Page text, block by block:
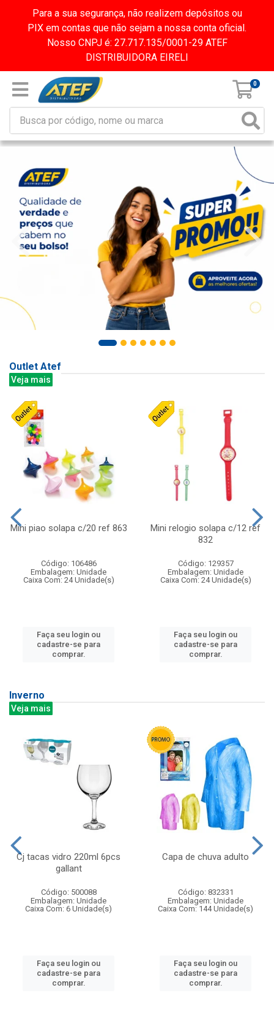
Para a sua segurança, não realizem depósitos ou
PIX em contas que não sejam a nossa conta oficial.
Nosso CNPJ é: 27.717.135/0001-29 ATEF
DISTRIBUIDORA EIRELI
0
Outlet Atef
Veja mais
Mini piao solapa c/20 ref 863
Código: 106486
Embalagem: Unidade
Caixa Com: 24 Unidade(s)
Faça seu login ou
cadastre-se para
comprar.
Mini relogio solapa c/12 ref
832
Código: 129357
Embalagem: Unidade
Caixa Com: 24 Unidade(s)
Faça seu login ou
cadastre-se para
comprar.
Inverno
Veja mais
Cj tacas vidro 220ml 6pcs
gallant
Código: 500088
Embalagem: Unidade
Caixa Com: 6 Unidade(s)
Faça seu login ou
cadastre-se para
comprar.
Capa de chuva adulto
Código: 832331
Embalagem: Unidade
Caixa Com: 144 Unidade(s)
Faça seu login ou
cadastre-se para
comprar.